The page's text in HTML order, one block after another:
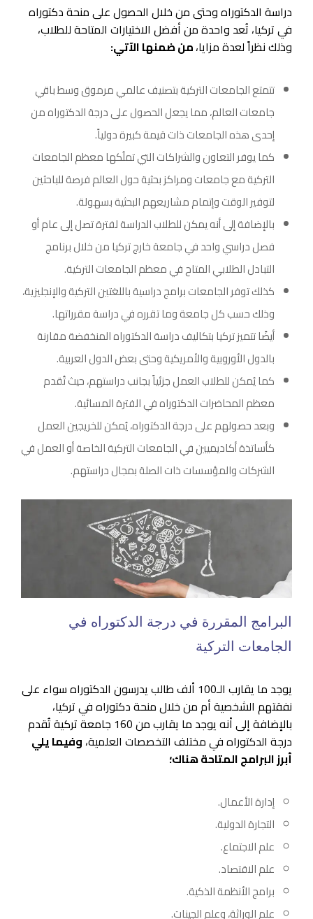
دراسة الدكتوراه وحتى من خلال الحصول على منحة دكتوراه
في تركيا، تُعد واحدة من أفضل الاختيارات المتاحة للطلاب،
وذلك نظراً لعدة مزايا،من ضمنها الآتي:
تتمتع الجامعات التركية بتصنيف عالمي مرموق وسط باقي
جامعات العالم، مما يجعل الحصول على درجة الدكتوراه من
إحدى هذه الجامعات ذات قيمة كبيرة دولياً.
كما يوفر التعاون والشراكات التي تملُكها معظم الجامعات
التركية مع جامعات ومراكز بحثية حول العالم فرصة للباحثين
لتوفير الوقت وإتمام مشاريعهم البحثية بسهولة.
بالإضافة إلى أنه يمكن للطلاب الدراسة لفترة تصل إلى عام أو
فصل دراسي واحد في جامعة خارج تركيا من خلال برنامج
التبادل الطلابي المتاح في معظم الجامعات التركية.
كذلك توفر الجامعات برامج دراسية باللغتين التركية والإنجليزية،
وذلك حسب كل جامعة وما تقرره في دراسة مقرراتها.
أيضًا تتميز تركيا بتكاليف دراسة الدكتوراه المنخفضة مقارنة
بالدول الأوروبية والأمريكية وحتى بعض الدول العربية.
كما يُمكن للطلاب العمل جزئياً بجانب دراستهم، حيث تُقدم
معظم المحاضرات الدكتوراه في الفترة المسائية.
وبعد حصولهم على درجة الدكتوراه، يُمكن للخريجين العمل
كأساتذة أكاديميين في الجامعات التركية الخاصة أو العمل في
الشركات والمؤسسات ذات الصلة بمجال دراستهم.
البرامج المقررة في درجة الدكتوراه في
الجامعات التركية
يوجد ما يقارب الـ100 ألف طالب يدرسون الدكتوراه سواء على
نفقتهم الشخصية أم من خلال منحة دكتوراه في تركيا،
بالإضافة إلى أنه يوجد ما يقارب من 160 جامعة تركية تُقدم
درجة الدكتوراه في مختلف التخصصات العلمية، وفيما يلي
أبرز البرامج المتاحة هناك؛
إدارة الأعمال.
التجارة الدولية.
علم الاجتماع.
علم الاقتصاد.
برامج الأنظمة الذكية.
علم الوراثة، وعلم الجينات.